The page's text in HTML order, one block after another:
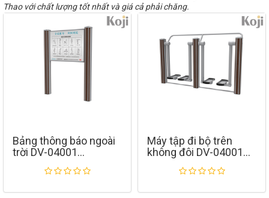
Thao với chất lượng tốt nhất và giá cả phải chăng.
Bảng thông báo ngoài
trời DV-04001
Máy tập đi bộ trên
không đôi DV-04001